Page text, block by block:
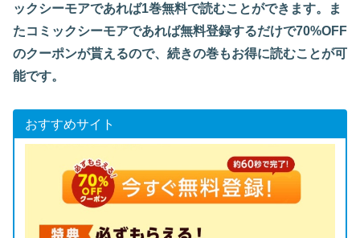
ックシーモアであれば1巻無料で読むことができます。ま
たコミックシーモアであれば無料登録するだけで70%OFF
のクーポンが貰えるので、続きの巻もお得に読むことが可
能です。
おすすめサイト